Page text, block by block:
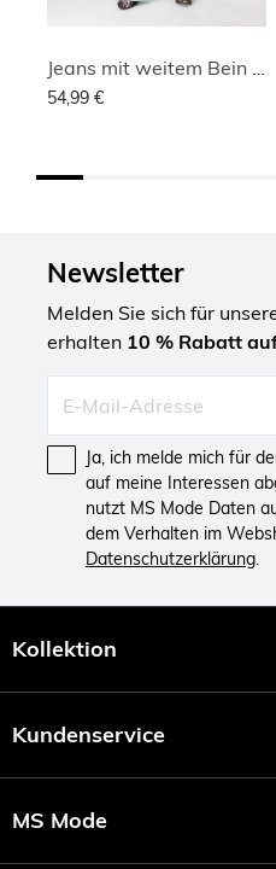
54,99 €
Newsletter
Melden Sie sich für
erhalten 10 % Rabatt
Ja, ich melde mich für
auf meine Interessen
nutzt MS Mode Daten
dem Verhalten im
Datenschutzerklärung.
Kollektion
Kundenservice
MS Mode